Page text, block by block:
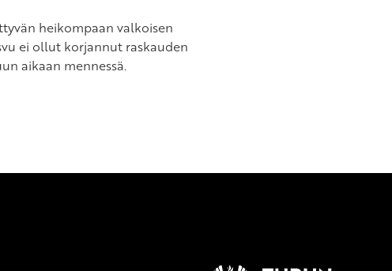
heikompaan valkoisen
ei ollut korjannut raskauden
aikaan mennessä.